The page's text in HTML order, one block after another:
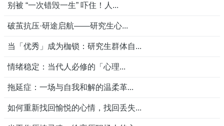
别被 “一次错毁一生” 吓住！人...
破茧抗压·研途启航——研究生心...
当「优秀」成为枷锁：研究生群体自...
情绪稳定：当代人必修的「心理...
拖延症：一场与自我和解的温柔革...
如何重新找回愉悦的心情，找回丢失...